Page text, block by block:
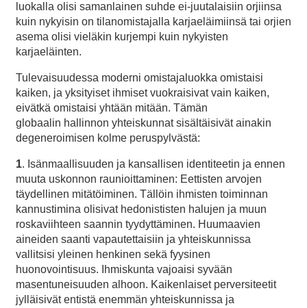
luokalla olisi samanlainen suhde ei-juutalaisiin orjiinsa
kuin nykyisin on tilanomistajalla karjaeläimiinsä tai orjien
asema olisi vieläkin kurjempi kuin nykyisten
karjaeläinten.
Tulevaisuudessa moderni omistajaluokka omistaisi
kaiken, ja yksityiset ihmiset vuokraisivat vain kaiken,
eivätkä omistaisi yhtään mitään. Tämän
globaalin hallinnon yhteiskunnat sisältäisivät ainakin
degeneroimisen kolme peruspylvästä:
1. Isänmaallisuuden ja kansallisen identiteetin ja ennen
muuta uskonnon raunioittaminen: Eettisten arvojen
täydellinen mitätöiminen. Tällöin ihmisten toiminnan
kannustimina olisivat hedonististen halujen ja muun
roskaviihteen saannin tyydyttäminen. Huumaavien
aineiden saanti vapautettaisiin ja yhteiskunnissa
vallitsisi yleinen henkinen sekä fyysinen
huonovointisuus. Ihmiskunta vajoaisi syvään
masentuneisuuden alhoon. Kaikenlaiset perversiteetit
jylläisivät entistä enemmän yhteiskunnissa ja